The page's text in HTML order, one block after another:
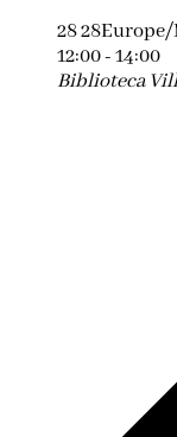
28
12:00-14:00
Biblioteca